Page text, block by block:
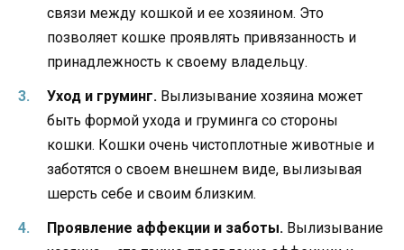
связи между кошкой и ее хозяином. Это
позволяет кошке проявлять привязанность и
принадлежность к своему владельцу.
Уход и груминг. Вылизывание хозяина может
быть формой ухода и груминга со стороны
кошки. Кошки очень чистоплотные животные и
заботятся о своем внешнем виде, вылизывая
шерсть себе и своим близким.
Проявление аффекции и заботы. Вылизывание